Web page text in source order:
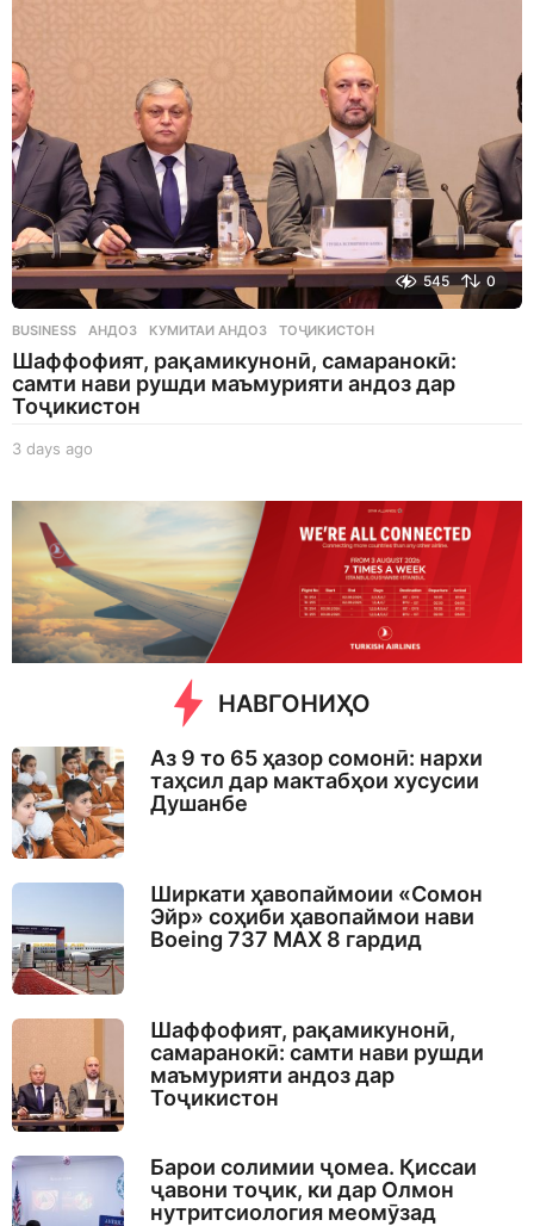
545 0
BUSINESS АНДОЗ ,КУМИТАИ АНДОЗ ,ТОҶИКИСТОН
Шаффофият, рақамикунонӣ, самаранокӣ:
самти нави рушди маъмурияти андоз дар
Тоҷикистон
3 days ago
g
o
НАВГОНИҲО
Аз 9 то 65 ҳазор сомонӣ: нархи
таҳсил дар мактабҳои хусусии
Душанбе
Ширкати ҳавопаймоии «Сомон
Эйр» соҳиби ҳавопаймои нави
Boeing 737 MAX 8 гардид
Шаффофият, рақамикунонӣ,
самаранокӣ: самти нави рушди
маъмурияти андоз дар
Тоҷикистон
Барои солимии ҷомеа. Қиссаи
ҷавони тоҷик, ки дар Олмон
нутритсиология меомӯзад